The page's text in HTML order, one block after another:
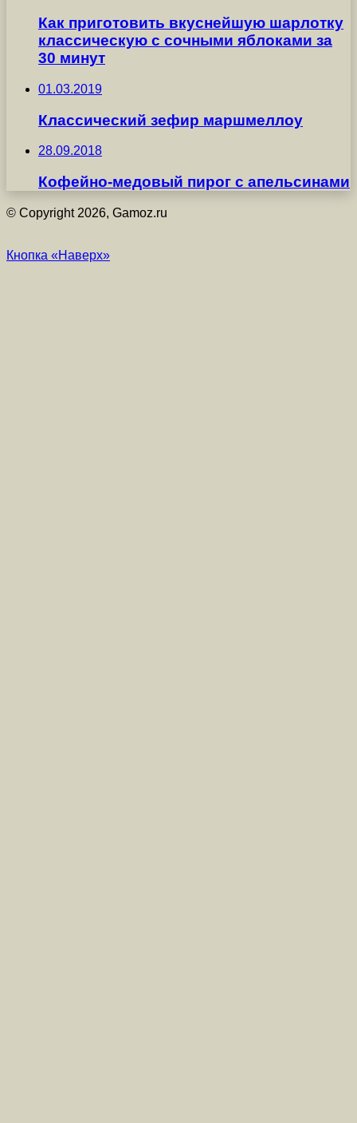
Как приготовить вкуснейшую шарлотку
классическую с сочными яблоками за
30 минут
01.03.2019
Классический зефир маршмеллоу
28.09.2018
Кофейно-медовый пирог с апельсинами
© Copyright 2026, Gamoz.ru
Кнопка «Наверх»